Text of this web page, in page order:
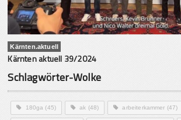
Kärnten.aktuell
Kärnten aktuell 39/2024
Schlagwörter-Wolke
180ga (45) ak (48) arbeiterkammer (47)